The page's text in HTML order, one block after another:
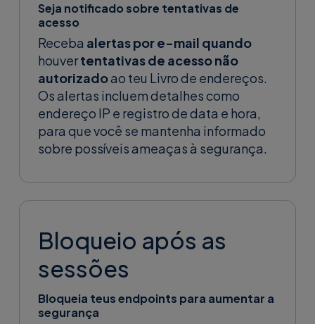
Seja notificado sobre tentativas de
acesso
Receba alertas por e-mail quando
houvertentativas de acesso não
autorizadoao teu Livro de endereços.
Os alertas incluem detalhes como
endereço IP e registro de data e hora,
para que você se mantenha informado
sobre possíveis ameaças à segurança.
Bloqueio após as
sessões
Bloqueia teus endpoints para aumentar a
segurança